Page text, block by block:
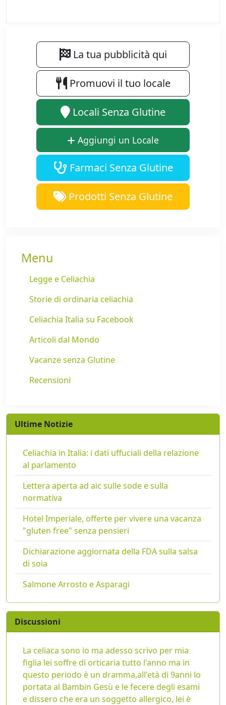
La tua pubblicità qui
Promuovi il tuo locale
Locali Senza Glutine
Aggiungi un Locale
Farmaci Senza Glutine
Prodotti Senza Glutine
Menu
Legge e Celiachia
Storie di ordinaria celiachia
Celiachia Italia su Facebook
Articoli dal Mondo
Vacanze senza Glutine
Recensioni
Ultime Notizie
Celiachia in Italia: i dati uffuciali della relazione
al parlamento
Lettera aperta ad aic sulle sode e sulla
normativa
Hotel Imperiale, offerte per vivere una vacanza
"gluten free" senza pensieri
Dichiarazione aggiornata della FDA sulla salsa
di soia
Salmone Arrosto e Asparagi
Discussioni
La celiaca sono io ma adesso scrivo per mia
figlia lei soffre di orticaria tutto l'anno ma in
questo periodo è un dramma,all'età di 9anni lo
portata al Bambin Gesù e le fecere degli esami
e dissero che era un soggetto allergico, lei è